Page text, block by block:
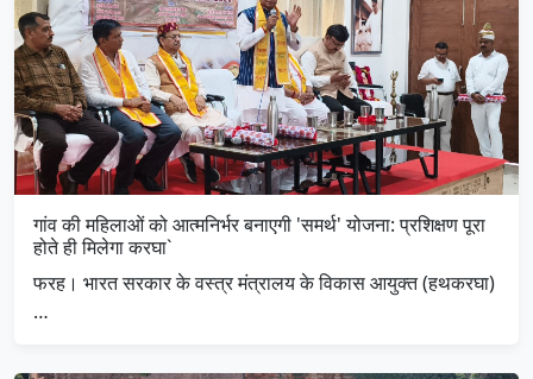
गांव की महिलाओं को आत्मनिर्भर बनाएगी 'समर्थ' योजना: प्रशिक्षण पूरा
होते ही मिलेगा करघा`
फरह। भारत सरकार के वस्त्र मंत्रालय के विकास आयुक्त (हथकरघा)
…